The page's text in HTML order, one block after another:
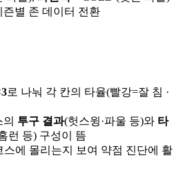
별 존 데이터 전환
로 나눠 각 칸의 타율(빨강=잘 침 ·
투구 결과(헛스윙·파울 등)와 타
런 등) 구성이 뜸
스에 몰리는지 보여 약점 진단에 활